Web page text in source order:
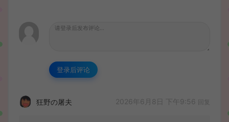
登录后评论
狂野の屠夫 2026年6月8日 下午9:56 回复